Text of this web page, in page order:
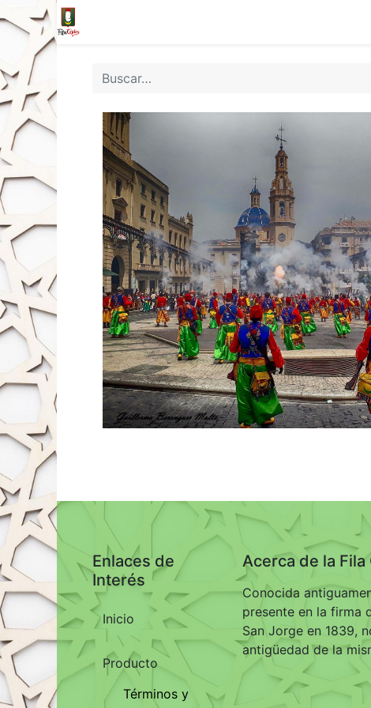
Enlaces de
Interés
Inicio
Producto
Términos y
Acerca de la Fila
Conocida
presente en la firma
San Jorge en 1839,
antigüedad de la